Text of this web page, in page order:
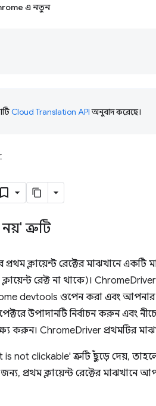
এ নতুন
Cloud Translation APIঅনুবাদ করেছে।
নয়' ত্রুটি
প্রথম ক্লায়েন্ট রেক্টের মাঝখানে
ক্লায়েন্ট রেক্ট না থাকে)।
devtools ওপেন করা এবং
উপাদানটি নির্বাচন করুন এবং
করুন। ChromeDriver প্রথমটির
not clickable' ত্রুটি ছুঁড়ে দেয়, তাহলে
প্রথম ক্লায়েন্ট রেক্টের মাঝখানে